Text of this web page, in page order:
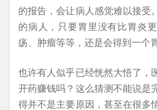
的报告，会让病人感觉难以接受
的病人，只要胃里没有比胃炎
疡、肿瘤等等，还是会得到一个
也许有人似乎已经恍然大悟了，
开药赚钱吗？这么猜测不能说是
得并不是主要原因，甚至在很多